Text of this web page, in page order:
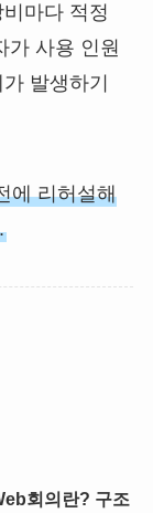
마다 적정
가 사용 인원
발생하기
에 리허설해
회의란? 구조